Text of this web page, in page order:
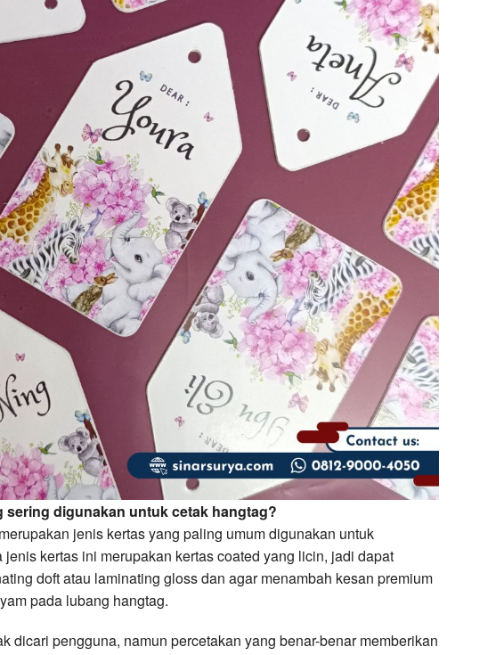
sering digunakan untuk cetak hangtag?
jenis kertas yang paling umum digunakan untuk
kertas ini merupakan kertas coated yang licin, jadi dapat
doft atau laminating gloss dan agar menambah kesan premium
pada lubang hangtag.
dicari pengguna, namun percetakan yang benar-benar memberikan